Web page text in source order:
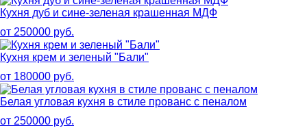
Кухня дуб и сине-зеленая крашенная МДФ
от 250000 руб.
Кухня крем и зеленый "Бали"
от 180000 руб.
Белая угловая кухня в стиле прованс с пеналом
от 250000 руб.